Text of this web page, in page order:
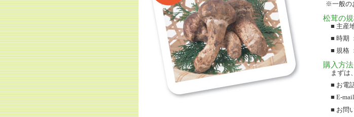
※一般の
松茸の
■ 主産
■ 時期
■ 規格
購入方法
まずは
■ お電
■ E-
■ お問